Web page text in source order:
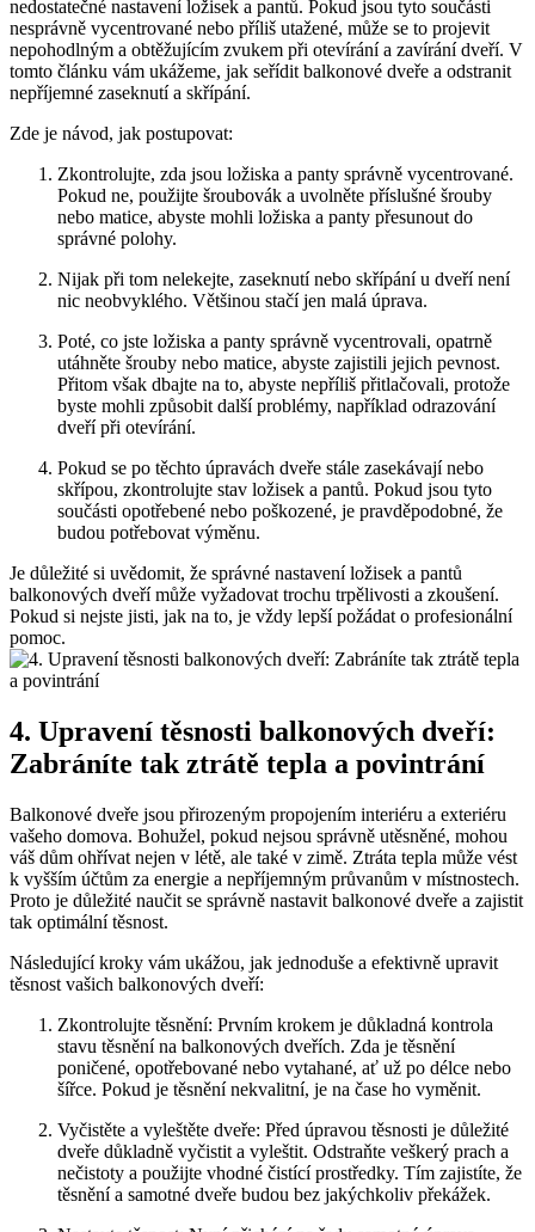
nedostatečné nastavení ložisek a pantů. Pokud jsou tyto ⁤součásti
nesprávně‍ vycentrované ⁢nebo příliš utažené, může se ⁤to projevit
⁤nepohodlným a ‍obtěžujícím zvukem⁢ při otevírání a⁢ zavírání dveří. V
​tomto článku vám ukážeme, jak seřídit‍ balkonové⁣ dveře‍ a odstranit
nepříjemné zaseknutí a⁢ skřípání.
Zde ‌je návod, ⁢jak postupovat:
Zkontrolujte, zda jsou ložiska a‌ panty správně⁣ vycentrované.
Pokud ⁣ne, ​použijte šroubovák ‌a uvolněte příslušné šrouby
nebo ‌matice,⁤ abyste⁢ mohli ložiska⁣ a panty​ přesunout do⁣
správné polohy.
Nijak⁢ při tom nelekejte, zaseknutí nebo skřípání u​ dveří​ není⁤
nic neobvyklého. Většinou stačí jen malá úprava.
Poté, ⁣co jste ložiska ⁣a‌ panty správně vycentrovali, opatrně
⁢utáhněte‌ šrouby nebo matice,‌ abyste zajistili​ jejich pevnost.
Přitom však‍ dbajte‌ na⁢ to, abyste‌ nepříliš ⁤přitlačovali,​ protože
byste⁢ mohli způsobit další‍ problémy, například‍ odrazování
dveří při‌ otevírání.
Pokud se ⁣po těchto úpravách dveře‌ stále zasekávají nebo
skřípou, ⁣zkontrolujte stav ložisek a ‍pantů. Pokud ⁣jsou tyto
součásti opotřebené nebo poškozené, je‌ pravděpodobné, ⁣že
budou potřebovat výměnu.
Je‍ důležité si uvědomit,‍ že správné​ nastavení ložisek a​ pantů
balkonových dveří​ může vyžadovat trochu trpělivosti ‌a zkoušení.
Pokud si nejste ‍jisti, jak na to, je vždy ⁤lepší požádat ​o profesionální
pomoc.
4. ‍Upravení těsnosti balkonových dveří:
Zabráníte tak ⁤ztrátě tepla a povintrání
Balkonové⁣ dveře⁢ jsou​ přirozeným propojením interiéru a exteriéru
vašeho ⁣domova. Bohužel, pokud nejsou správně utěsněné, mohou‌
váš dům⁢ ohřívat nejen v létě, ale také v ‍zimě.‍ Ztráta tepla může vést​
k vyšším ‌účtům za energie a nepříjemným průvanům v ‍místnostech.⁢
Proto je důležité⁣ naučit ‌se ⁣správně ⁣nastavit balkonové dveře a ‌zajistit
tak optimální těsnost.
Následující kroky ⁤vám ukážou, jak jednoduše a efektivně upravit
těsnost⁤ vašich balkonových dveří:
Zkontrolujte těsnění: ⁣Prvním krokem ⁢je důkladná kontrola
⁣stavu těsnění na balkonových ⁢dveřích. Zda ⁤je⁣ těsnění
poničené, opotřebované nebo vytahané,⁢ ať už po délce nebo
⁤šířce. Pokud je těsnění⁣ nekvalitní, je na čase ho ‍vyměnit.
Vyčistěte a vyleštěte dveře: Před úpravou těsnosti je⁢ důležité
⁢dveře důkladně‍ vyčistit ​a vyleštit. Odstraňte veškerý ‍prach a
nečistoty a použijte vhodné čistící prostředky.⁣ Tím zajistíte, ​že
těsnění a samotné dveře budou ‌bez⁣ jakýchkoliv překážek.